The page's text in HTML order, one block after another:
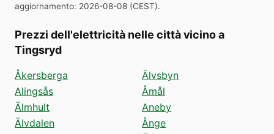
aggiornamento: 2026-08-08 (CEST).
Prezzi dell'elettricità nelle città vicino a
Tingsryd
Åkersberga
Alingsås
Älmhult
Älvdalen
Älvsbyn
Åmål
Aneby
Ånge